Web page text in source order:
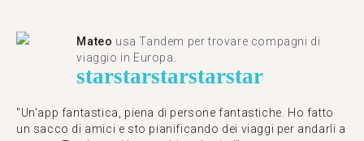
Mateo usa Tandem per trovare compagni di
viaggio in Europa.
starstarstarstarstar
"Un'app fantastica, piena di persone fantastiche. Ho fatto
un sacco di amici e sto pianificando dei viaggi per andarli a